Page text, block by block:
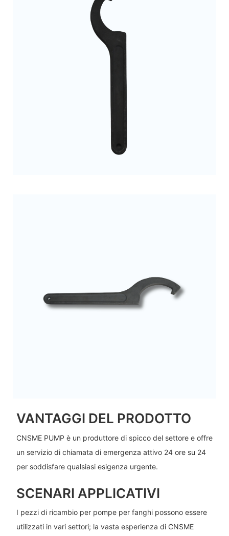
VANTAGGI DEL PRODOTTO
CNSME PUMP è un produttore di spicco del settore e offre
un servizio di chiamata di emergenza attivo 24 ore su 24
per soddisfare qualsiasi esigenza urgente.
SCENARI APPLICATIVI
I pezzi di ricambio per pompe per fanghi possono essere
utilizzati in vari settori; la vasta esperienza di CNSME